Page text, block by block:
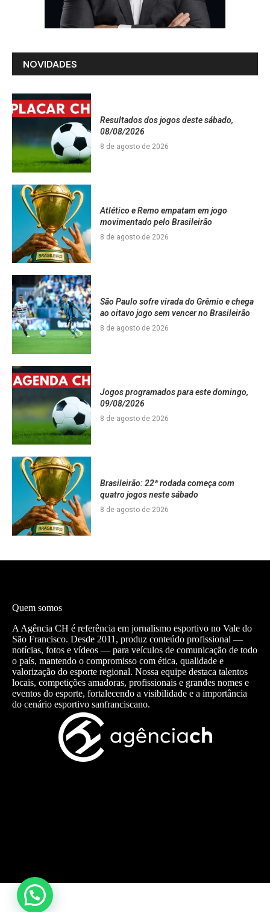
NOVIDADES
Resultados dos jogos deste sábado,
08/08/2026
8 de agosto de 2026
Atlético e Remo empatam em jogo
movimentado pelo Brasileirão
8 de agosto de 2026
São Paulo sofre virada do Grêmio e chega
ao oitavo jogo sem vencer no Brasileirão
8 de agosto de 2026
Jogos programados para este domingo,
09/08/2026
8 de agosto de 2026
Brasileirão: 22ª rodada começa com
quatro jogos neste sábado
8 de agosto de 2026
Quem somos
A Agência CH é referência em jornalismo esportivo no Vale do
São Francisco. Desde 2011, produz conteúdo profissional —
notícias, fotos e vídeos — para veículos de comunicação de todo
o país, mantendo o compromisso com ética, qualidade e
valorização do esporte regional. Nossa equipe destaca talentos
locais, competições amadoras, profissionais e grandes nomes e
eventos do esporte, fortalecendo a visibilidade e a importância
do cenário esportivo sanfranciscano.